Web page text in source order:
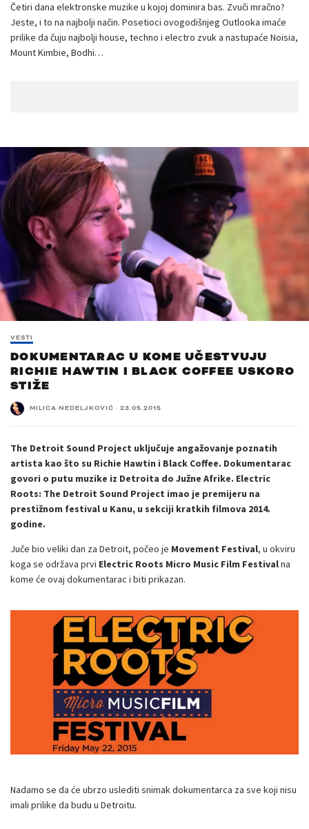
Četiri dana elektronske muzike u kojoj dominira bas. Zvuči mračno?
Jeste, i to na najbolji način. Posetioci ovogodišnjeg Outlooka imaće
prilike da čuju najbolji house, techno i electro zvuk a nastupaće Noisia,
Mount Kimbie, Bodhi…
VESTI
DOKUMENTARAC U KOME UČESTVUJU
RICHIE HAWTIN I BLACK COFFEE USKORO
STIŽE
MILICA NEDELJKOVIĆ · 23.05.2015
The Detroit Sound Project uključuje angažovanje poznatih
artista kao što su Richie Hawtin i Black Coffee. Dokumentarac
govori o putu muzike iz Detroita do Južne Afrike. Electric
Roots: The Detroit Sound Project imao je premijeru na
prestižnom festival u Kanu, u sekciji kratkih filmova 2014.
godine.
Juče bio veliki dan za Detroit, počeo je Movement Festival, u okviru
koga se održava prvi Electric Roots Micro Music Film Festivalna
kome će ovaj dokumentarac i biti prikazan.
Nadamo se da će ubrzo uslediti snimak dokumentarca za sve koji nisu
imali prilike da budu u Detroitu.